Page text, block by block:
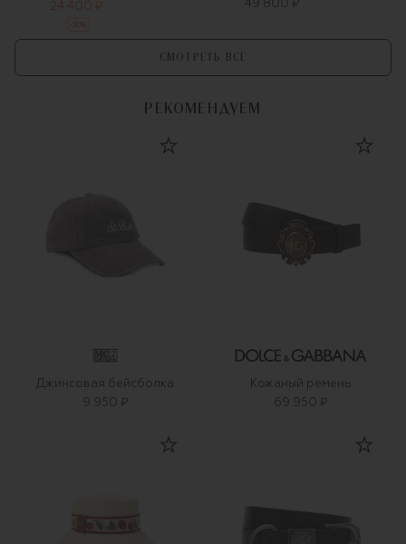
24 400 ₽
%
49 800 ₽
СМОТРЕТЬ ВСЕ
РЕКОМЕНДУЕМ
Джинсовая бейсболка
9 950 ₽
Кожаный ремень
69 950 ₽